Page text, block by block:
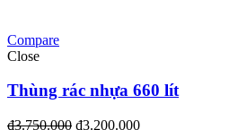
Compare
Close
Thùng rác nhựa 660 lít
₫3.750.000 ₫3.200.000